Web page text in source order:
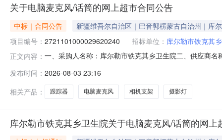
关于电脑麦克风/话筒的网上超市合同公告
中标｜合同公告
新疆维吾尔自治区｜巴音郭楞蒙古自治州｜库
项目编号： 2721101000029620240 招标单位： 库尔勒市铁克其
正文内容： 一、采购人名称：库尔勒市铁克其乡卫生院二、供应商
曼/NewmineH46件1.003503502国产摄像机配件携便式
发布时间： 2026-08-03 23:16
相关产品：
跟踪器 电脑麦克风 相机支架 摄影灯
库尔勒市铁克其乡卫生院关于电脑麦克风/话筒的网